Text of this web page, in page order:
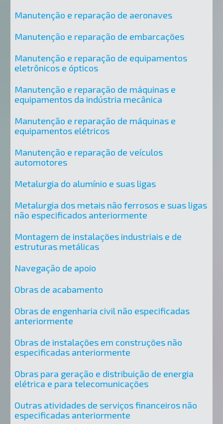
Manutenção e reparação de aeronaves
Manutenção e reparação de embarcações
Manutenção e reparação de equipamentos
eletrônicos e ópticos
Manutenção e reparação de máquinas e
equipamentos da indústria mecânica
Manutenção e reparação de máquinas e
equipamentos elétricos
Manutenção e reparação de veículos
automotores
Metalurgia do alumínio e suas ligas
Metalurgia dos metais não ferrosos e suas ligas
não especificados anteriormente
Montagem de instalações industriais e de
estruturas metálicas
Navegação de apoio
Obras de acabamento
Obras de engenharia civil não especificadas
anteriormente
Obras de instalações em construções não
especificadas anteriormente
Obras para geração e distribuição de energia
elétrica e para telecomunicações
Outras atividades de serviços financeiros não
especificadas anteriormente